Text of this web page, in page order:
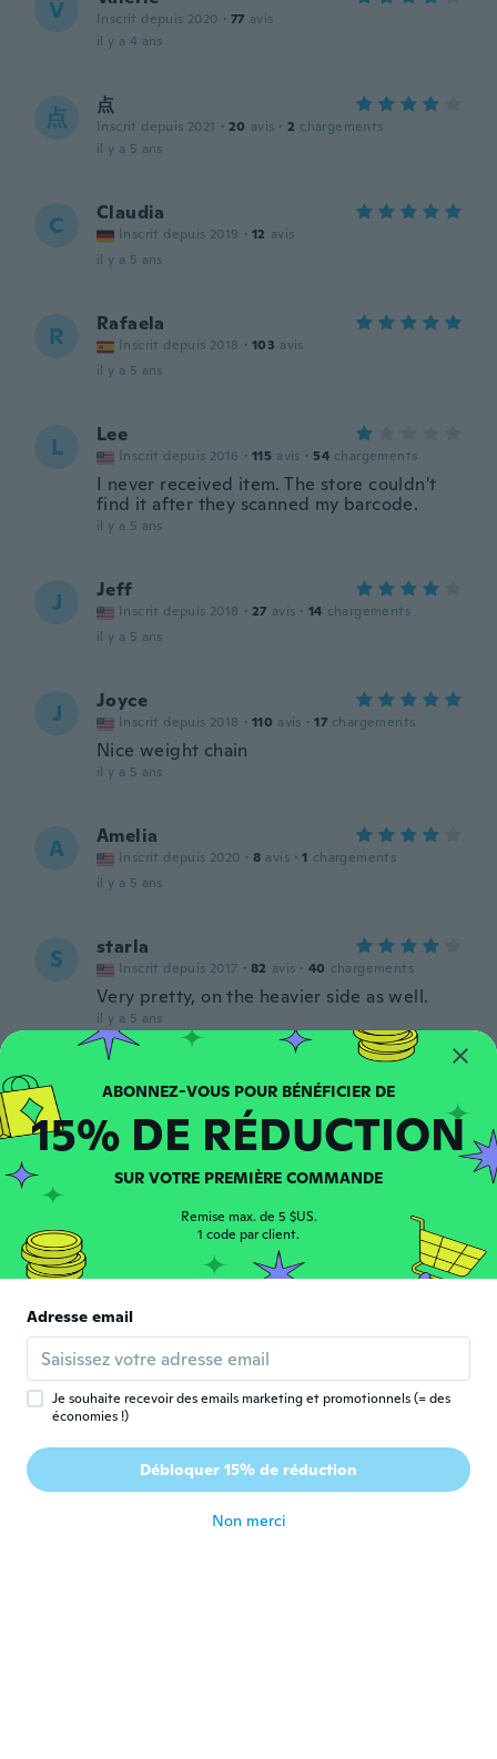
V Inscrit depuis 2020 · 77 avis
il y a 4 ans
点 点
Inscrit depuis 2021 · 20 avis · 2 chargements
il y a 5 ans
C Claudia
Inscrit depuis 2019 · 12 avis
il y a 5 ans
R Rafaela
Inscrit depuis 2018 · 103 avis
il y a 5 ans
L Lee
Inscrit depuis 2016 · 115 avis · 54 chargements
I never received item. The store couldn't
find it after they scanned my barcode.
il y a 5 ans
J Jeff
Inscrit depuis 2018 · 27 avis · 14 chargements
il y a 5 ans
J Joyce
Inscrit depuis 2018 · 110 avis · 17 chargements
Nice weight chain
il y a 5 ans
A Amelia
Inscrit depuis 2020 · 8 avis · 1 chargements
il y a 5 ans
S starla
Inscrit depuis 2017 · 82 avis · 40 chargements
Very pretty, on the heavier side as well.
il y a 5 ans
W Wolfram
il y a 5 ans
J Inscrit depuis 2019 · 127 avis
병 Inscrit depuis 2020
J Joyce
Haven't received it yet, but trust it looks
like the picture.
15% DE RÉDUCTION
SUR VOTRE PREMIÈRE COMMANDE
Remise max. de 5 $US.
1 code par client.
Adresse email
Je souhaite recevoir des emails marketing et promotionnels (= des
économies !)
Débloquer 15% de réduction
Non merci